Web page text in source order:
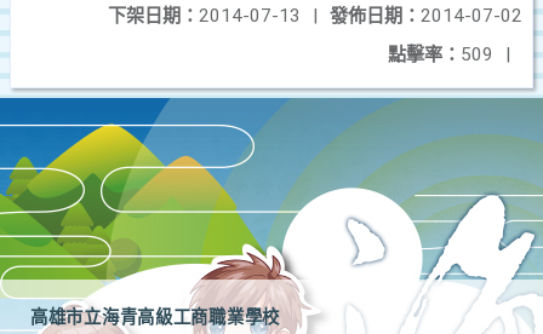
發佈日期： 2014-07-02
下架日期： 2014-07-13
|
點擊率： 509 |
高雄市立海青高級工商職業學校